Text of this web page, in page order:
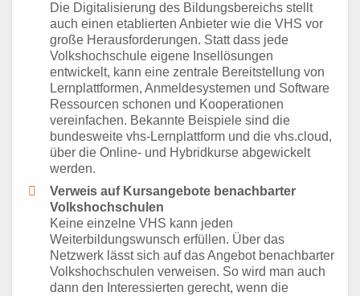
Die Digitalisierung des Bildungsbereichs stellt
auch einen etablierten Anbieter wie die VHS vor
große Herausforderungen. Statt dass jede
Volkshochschule eigene Insellösungen
entwickelt, kann eine zentrale Bereitstellung von
Lernplattformen, Anmeldesystemen und Software
Ressourcen schonen und Kooperationen
vereinfachen. Bekannte Beispiele sind die
bundesweite vhs-Lernplattform und die vhs.cloud,
über die Online- und Hybridkurse abgewickelt
werden.
Verweis auf Kursangebote benachbarter
Volkshochschulen
Keine einzelne VHS kann jeden
Weiterbildungswunsch erfüllen. Über das
Netzwerk lässt sich auf das Angebot benachbarter
Volkshochschulen verweisen. So wird man auch
dann den Interessierten gerecht, wenn die